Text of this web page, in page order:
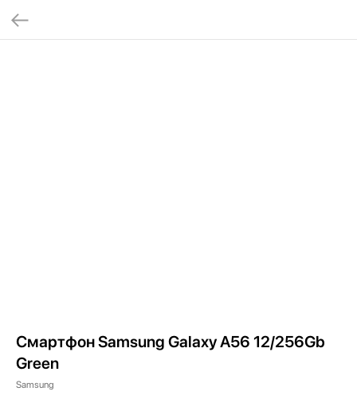
Смартфон Samsung Galaxy A56 12/256Gb
Green
Samsung